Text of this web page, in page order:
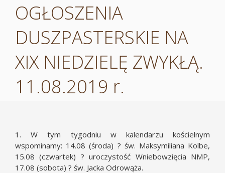
OGŁOSZENIA
DUSZPASTERSKIE NA
XIX NIEDZIELĘ ZWYKŁĄ.
11.08.2019 r.
1. W tym tygodniu w kalendarzu kościelnym
wspominamy: 14.08 (środa) ? św. Maksymiliana Kolbe,
15.08 (czwartek) ? uroczystość Wniebowzięcia NMP,
17.08 (sobota) ? św. Jacka Odrowąża.